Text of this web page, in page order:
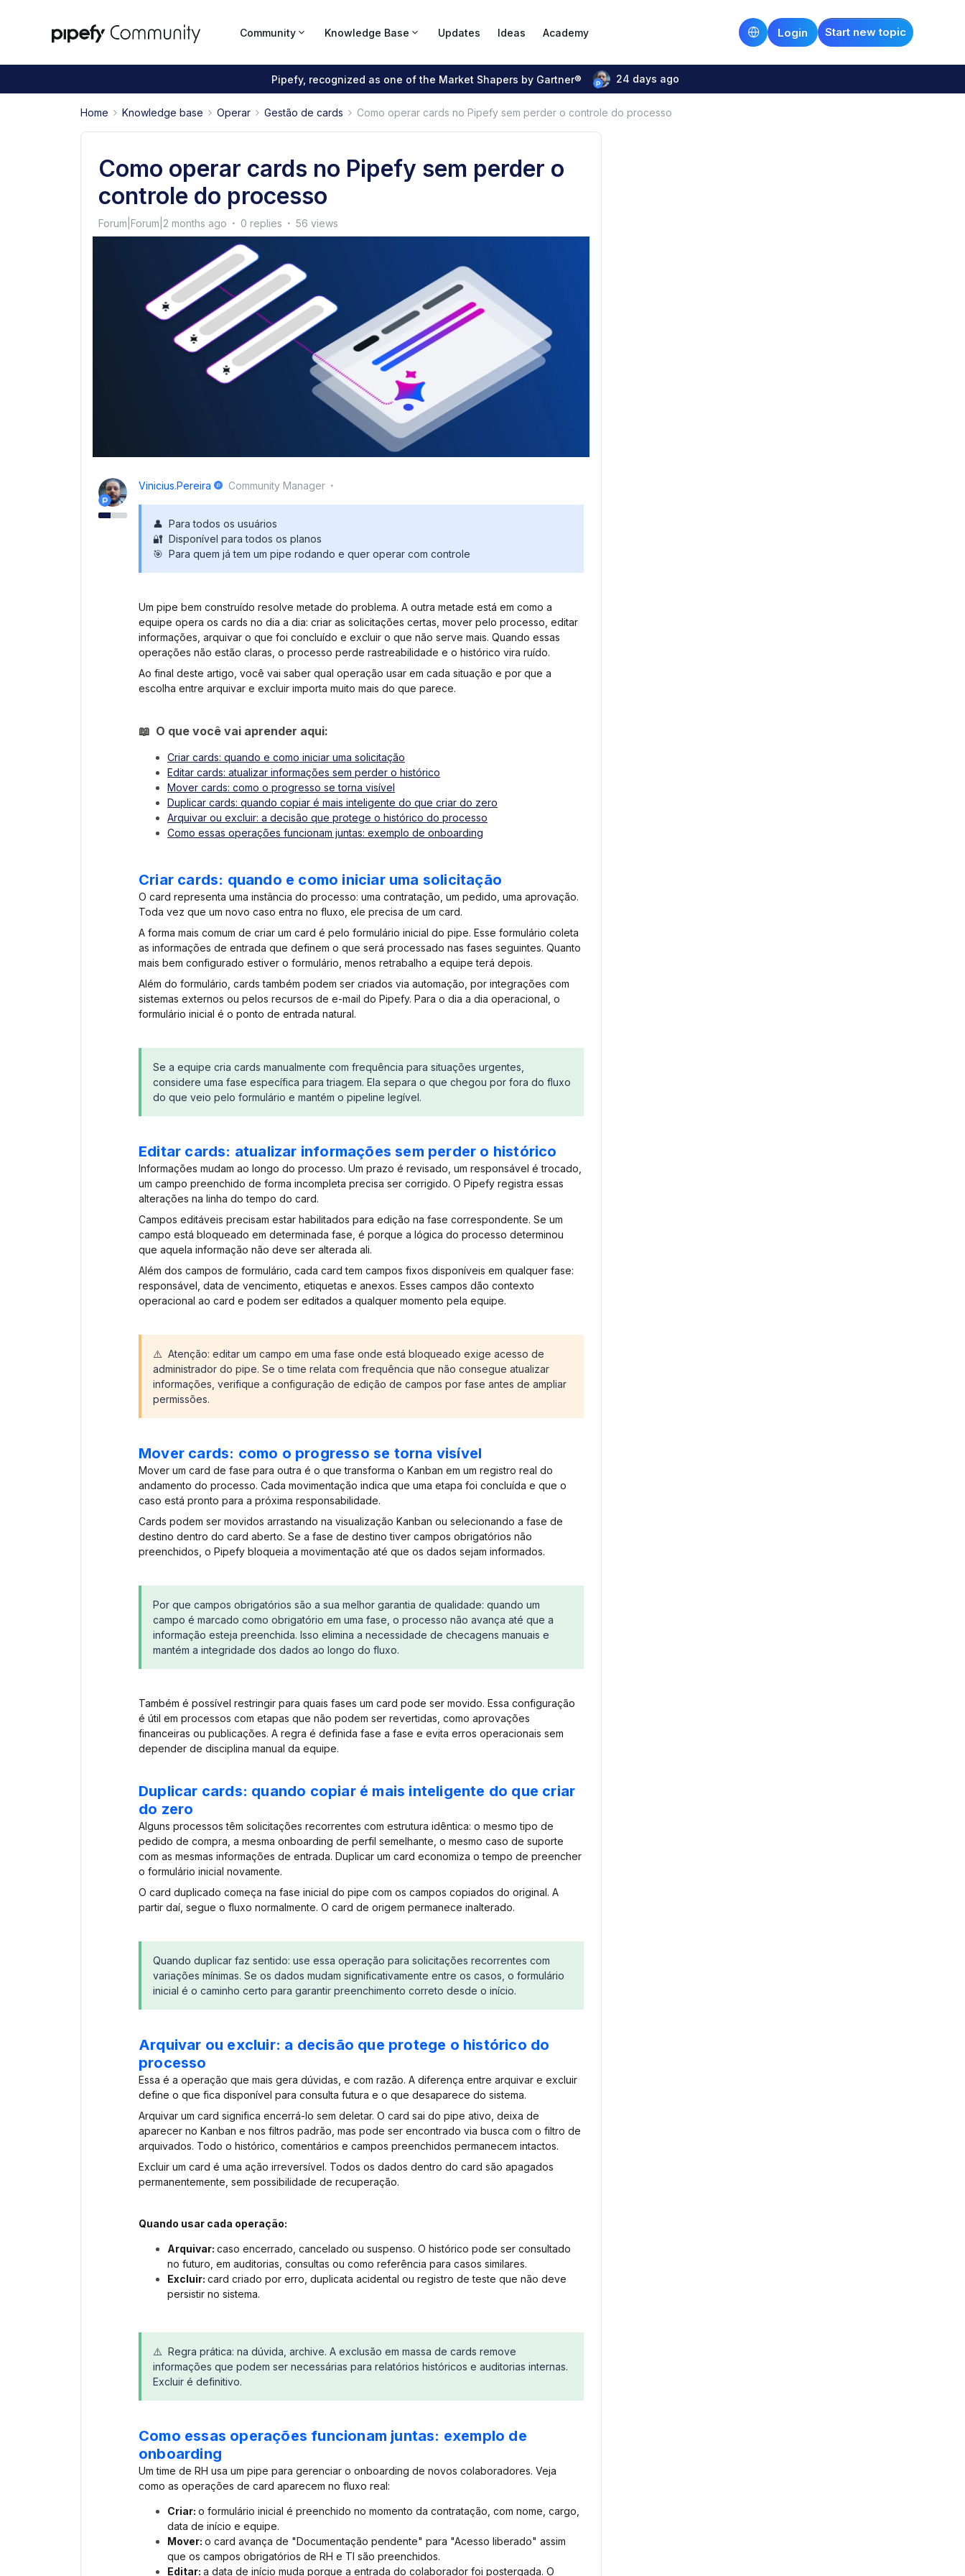
Community Knowledge Base Updates Ideas Academy Start new topic
Login
Pipefy, recognized as one of the Market Shapers by Gartner® 24 days ago
Home Knowledge base Operar Gestão de cards Como operar cards no Pipefy sem perder o controle do processo
Como operar cards no Pipefy sem perder o
controle do processo
Forum|Forum|2 months ago 0 replies 56 views
Vinicius.pereira Community Manager
👤 Para todos os usuários
🔐 Disponível para todos os planos
🎯 Para quem já tem um pipe rodando e quer operar com controle
Um pipe bem construído resolve metade do problema. A outra metade está em como a
equipe opera os cards no dia a dia: criar as solicitações certas, mover pelo processo, editar
informações, arquivar o que foi concluído e excluir o que não serve mais. Quando essas
operações não estão claras, o processo perde rastreabilidade e o histórico vira ruído.
Ao final deste artigo, você vai saber qual operação usar em cada situação e por que a
escolha entre arquivar e excluir importa muito mais do que parece.
📖 O que você vai aprender aqui:
Criar cards: quando e como iniciar uma solicitação
Editar cards: atualizar informações sem perder o histórico
Mover cards: como o progresso se torna visível
Duplicar cards: quando copiar é mais inteligente do que criar do zero
Arquivar ou excluir: a decisão que protege o histórico do processo
Como essas operações funcionam juntas: exemplo de onboarding
Criar cards: quando e como iniciar uma solicitação
O card representa uma instância do processo: uma contratação, um pedido, uma aprovação.
Toda vez que um novo caso entra no fluxo, ele precisa de um card.
A forma mais comum de criar um card é pelo formulário inicial do pipe. Esse formulário coleta
as informações de entrada que definem o que será processado nas fases seguintes. Quanto
mais bem configurado estiver o formulário, menos retrabalho a equipe terá depois.
Além do formulário, cards também podem ser criados via automação, por integrações com
sistemas externos ou pelos recursos de e-mail do Pipefy. Para o dia a dia operacional, o
formulário inicial é o ponto de entrada natural.
Se a equipe cria cards manualmente com frequência para situações urgentes,
considere uma fase específica para triagem. Ela separa o que chegou por fora do fluxo
do que veio pelo formulário e mantém o pipeline legível.
Editar cards: atualizar informações sem perder o histórico
Informações mudam ao longo do processo. Um prazo é revisado, um responsável é trocado,
um campo preenchido de forma incompleta precisa ser corrigido. O Pipefy registra essas
alterações na linha do tempo do card.
Campos editáveis precisam estar habilitados para edição na fase correspondente. Se um
campo está bloqueado em determinada fase, é porque a lógica do processo determinou
que aquela informação não deve ser alterada ali.
Além dos campos de formulário, cada card tem campos fixos disponíveis em qualquer fase:
responsável, data de vencimento, etiquetas e anexos. Esses campos dão contexto
operacional ao card e podem ser editados a qualquer momento pela equipe.
⚠️ Atenção: editar um campo em uma fase onde está bloqueado exige acesso de
administrador do pipe. Se o time relata com frequência que não consegue atualizar
informações, verifique a configuração de edição de campos por fase antes de ampliar
permissões.
Mover cards: como o progresso se torna visível
Mover um card de fase para outra é o que transforma o Kanban em um registro real do
andamento do processo. Cada movimentação indica que uma etapa foi concluída e que o
caso está pronto para a próxima responsabilidade.
Cards podem ser movidos arrastando na visualização Kanban ou selecionando a fase de
destino dentro do card aberto. Se a fase de destino tiver campos obrigatórios não
preenchidos, o Pipefy bloqueia a movimentação até que os dados sejam informados.
Por que campos obrigatórios são a sua melhor garantia de qualidade: quando um
campo é marcado como obrigatório em uma fase, o processo não avança até que a
informação esteja preenchida. Isso elimina a necessidade de checagens manuais e
mantém a integridade dos dados ao longo do fluxo.
Também é possível restringir para quais fases um card pode ser movido. Essa configuração
é útil em processos com etapas que não podem ser revertidas, como aprovações
financeiras ou publicações. A regra é definida fase a fase e evita erros operacionais sem
depender de disciplina manual da equipe.
Duplicar cards: quando copiar é mais inteligente do que criar
do zero
Alguns processos têm solicitações recorrentes com estrutura idêntica: o mesmo tipo de
pedido de compra, a mesma onboarding de perfil semelhante, o mesmo caso de suporte
com as mesmas informações de entrada. Duplicar um card economiza o tempo de preencher
o formulário inicial novamente.
O card duplicado começa na fase inicial do pipe com os campos copiados do original. A
partir daí, segue o fluxo normalmente. O card de origem permanece inalterado.
Quando duplicar faz sentido: use essa operação para solicitações recorrentes com
variações mínimas. Se os dados mudam significativamente entre os casos, o formulário
inicial é o caminho certo para garantir preenchimento correto desde o início.
Arquivar ou excluir: a decisão que protege o histórico do
processo
Essa é a operação que mais gera dúvidas, e com razão. A diferença entre arquivar e excluir
define o que fica disponível para consulta futura e o que desaparece do sistema.
Arquivar um card significa encerrá-lo sem deletar. O card sai do pipe ativo, deixa de
aparecer no Kanban e nos filtros padrão, mas pode ser encontrado via busca com o filtro de
arquivados. Todo o histórico, comentários e campos preenchidos permanecem intactos.
Excluir um card é uma ação irreversível. Todos os dados dentro do card são apagados
permanentemente, sem possibilidade de recuperação.
Quando usar cada operação:
Arquivar: caso encerrado, cancelado ou suspenso. O histórico pode ser consultado
no futuro, em auditorias, consultas ou como referência para casos similares.
Excluir: card criado por erro, duplicata acidental ou registro de teste que não deve
persistir no sistema.
⚠️ Regra prática: na dúvida, archive. A exclusão em massa de cards remove
informações que podem ser necessárias para relatórios históricos e auditorias internas.
Excluir é definitivo.
Como essas operações funcionam juntas: exemplo de
onboarding
Um time de RH usa um pipe para gerenciar o onboarding de novos colaboradores. Veja
como as operações de card aparecem no fluxo real:
Criar: o formulário inicial é preenchido no momento da contratação, com nome, cargo,
data de início e equipe.
Mover: o card avança de "Documentação pendente" para "Acesso liberado" assim
que os campos obrigatórios de RH e TI são preenchidos.
Editar: a data de início muda porque a entrada do colaborador foi postergada. O